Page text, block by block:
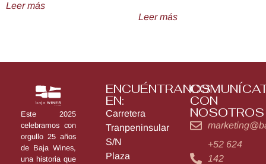
Leer más
Leer más
Este 2025
celebramos con
orgullo 25 años
de Baja Wines,
una historia que
ENCUÉNTRANOS
EN:
Carretera
Tranpeninsular
S/N
Plaza
CON
NOSOTROS
+52 624
142